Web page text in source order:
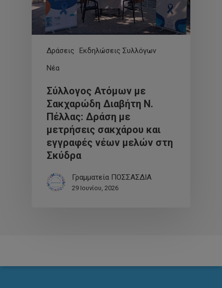
Δράσεις
Εκδηλώσεις Συλλόγων
Νέα
Σύλλογος Ατόμων με
Σακχαρώδη Διαβήτη Ν.
Πέλλας: Δράση με
μετρήσεις σακχάρου και
εγγραφές νέων μελών στη
Σκύδρα
Γραμματεία ΠΟΣΣΑΣΔΙΑ
29 Ιουνίου, 2026